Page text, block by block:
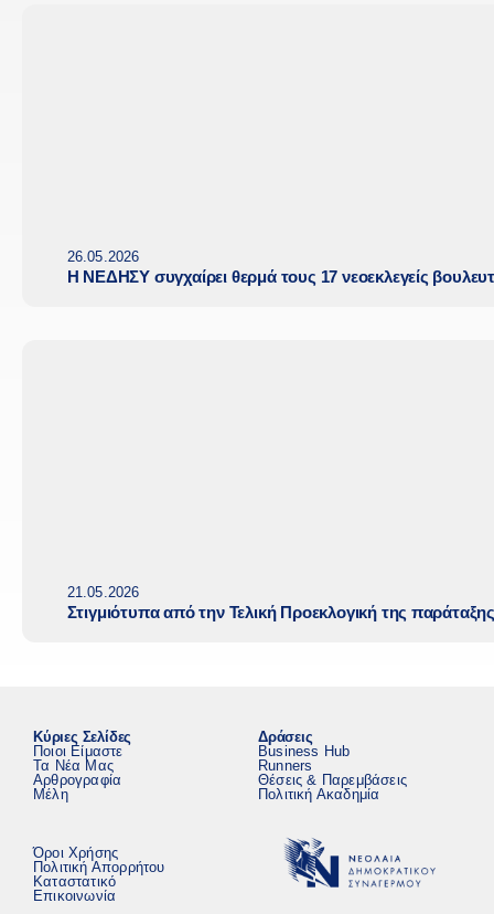
26.05.2026
Η ΝΕΔΗΣΥ συγχαίρει θερμά τους 17 νεοεκλεγείς
21.05.2026
Στιγμιότυπα από την Τελική Προεκλογική της
Κύριες Σελίδες
Ποιοι Είμαστε
Τα Νέα Μας
Αρθρογραφία
Μέλη
Δράσεις
Business Hub
Runners
Θέσεις & Παρεμβάσεις
Πολιτική Ακαδημία
Όροι Χρήσης
Πολιτική Απορρήτου
Καταστατικό
Επικοινωνία